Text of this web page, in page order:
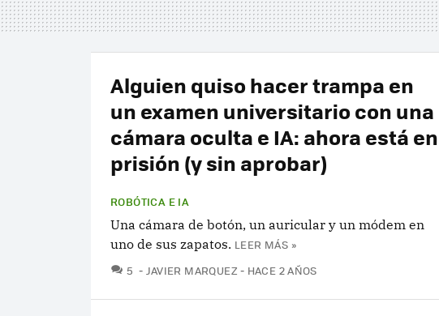
Alguien quiso hacer trampa en
un examen universitario con una
cámara oculta e IA: ahora está en
prisión (y sin aprobar)
ROBÓTICA E IA
Una cámara de botón, un auricular y un módem en
uno de sus zapatos. LEER MÁS »
5 COMENTARIOS
JAVIER MARQUEZ HACE 2 AÑOS